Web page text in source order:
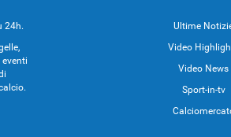
24h.
Ultime
Video
Video News
Sport-in-tv